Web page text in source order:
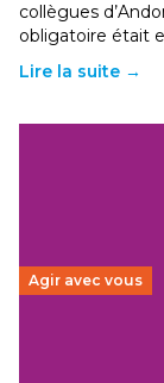
collègues
obligatoire était
Lire la suite →
Agir avec vous